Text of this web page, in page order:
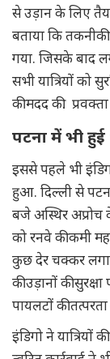
से उड़ान के लिए
बताया कि
गया. जिसके बाद
सभी यात्रियों को
की मदद की.
पटना में भी हुई
इससे पहले भी
हुआ. दिल्ली से
बजे अस्थिर
को रनवे की कमी
कुछ देर चक्कर
की उड़ानों की
पायलटों की
इंडिगो ने यात्रियों